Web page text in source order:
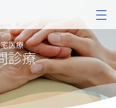
診療
医療